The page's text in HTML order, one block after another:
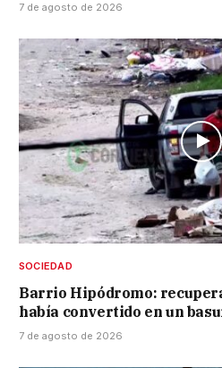
7 de agosto de 2026
SOCIEDAD
Barrio Hipódromo:
había convertido en un
7 de agosto de 2026